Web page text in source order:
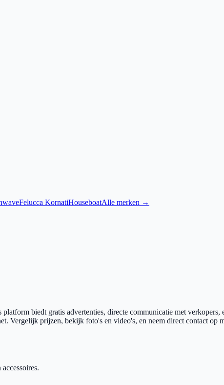
Felucca KornatiHouseboatAlle merken →
biedt gratis advertenties, directe communicatie met verkopers,
Vergelijk prijzen, bekijk foto's en video's, en neem direct contact op